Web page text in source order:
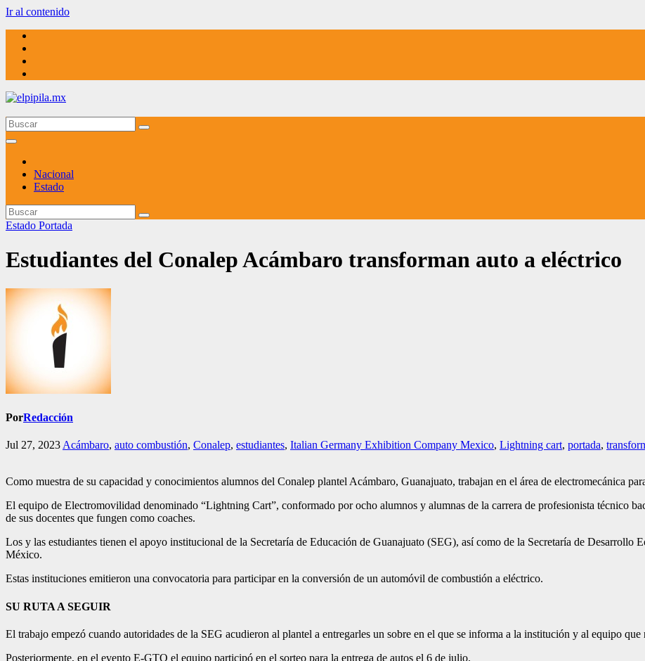
Ir al contenido
elpipila.mx
El pipila mx
Nacional
Estado
Estado Portada
Estudiantes del Conalep Acámbaro transforman auto a eléctrico
PorRedacción
Jul 27, 2023Acámbaro, auto combustión, Conalep, estudiantes, Italian Germany Exhibition Company Mexico, Lightning cart, portada,
Como muestra de su capacidad y conocimientos alumnos del Conalep plantel Acámbaro, Guanajuato, trabajan en el área de electromecánica
El equipo de Electromovilidad denominado “Lightning Cart”, conformado por ocho alumnos y alumnas de la carrera de profesionista técnico
de sus docentes que fungen como coaches.
Los y las estudiantes tienen el apoyo institucional de la Secretaría de Educación de Guanajuato (SEG), así como de la Secretaría de
México.
Estas instituciones emitieron una convocatoria para participar en la conversión de un automóvil de combustión a eléctrico.
SU RUTA A SEGUIR
El trabajo empezó cuando autoridades de la SEG acudieron al plantel a entregarles un sobre en el que se informa a la institución y al equipo
Posteriormente, en el evento E-GTO el equipo participó en el sorteo para la entrega de autos el 6 de julio.